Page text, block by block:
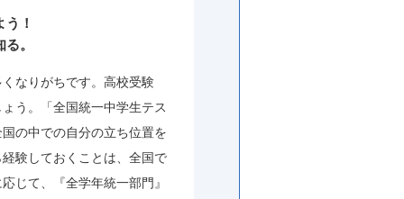
！
。
なりがちです。高校受験
う。「全国統一中学生テス
の中での自分の立ち位置を
験しておくことは、全国で
じて、『全学年統一部門』